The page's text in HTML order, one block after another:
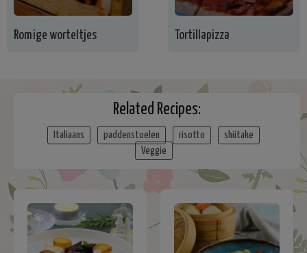
Romige worteltjes Tortillapizza
Related Recipes:
Italiaans paddenstoelen risotto
shiitake
Veggie